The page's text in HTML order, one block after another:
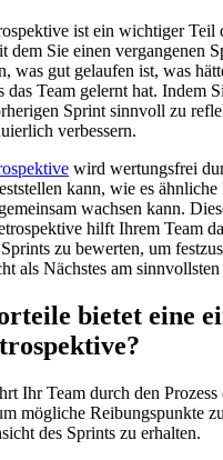
ist ein wichtiger Teil
dem Sie einen vergangenen
was gut gelaufen ist, was
das Team gelernt hat. Indem
Sprint sinnvoll zu
verbessern.
wird wertungsfrei
kann, wie es
wachsen kann.
hilft Ihrem Team
zu bewerten, um
als Nächstes am sinnvollsten
bietet eine
Ihr Team durch den Prozess
mögliche Reibungspunkte
des Sprints zu erhalten.